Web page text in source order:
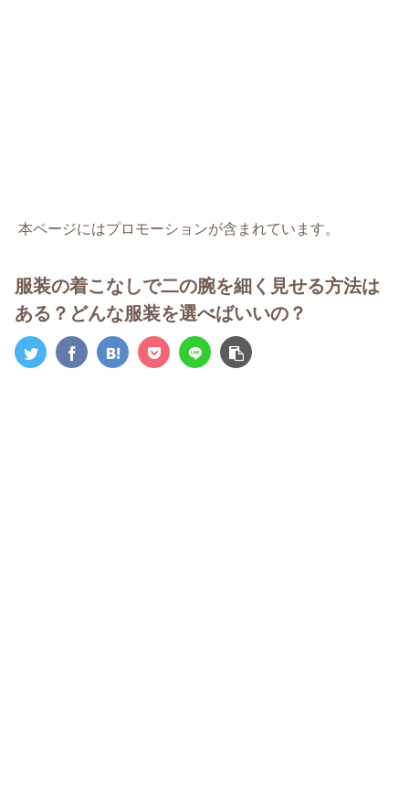
本ページにはプロモーションが含まれています。
服装の着こなしで二の腕を細く見せる方法は
ある？どんな服装を選べばいいの？